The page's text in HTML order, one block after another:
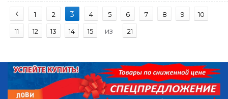
1 2 3 4 5 6 7 8 9 10
11 12 13 14 15 из 21